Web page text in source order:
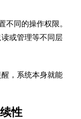
不同的操作权限。
或管理等不同层
，系统本身就能
性